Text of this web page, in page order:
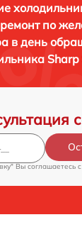
ремонт по
в день
Sharp
Вы соглашаетесь c